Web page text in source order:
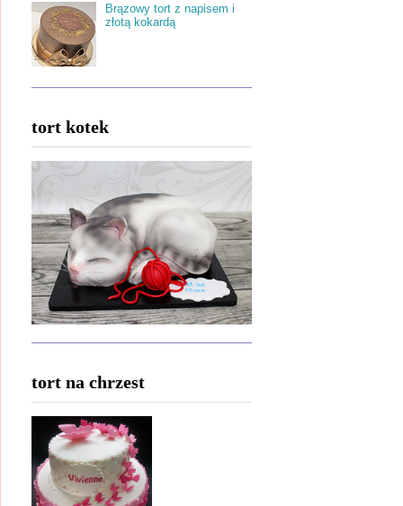
Brązowy tort z napisem i
złotą kokardą
tort kotek
tort na chrzest